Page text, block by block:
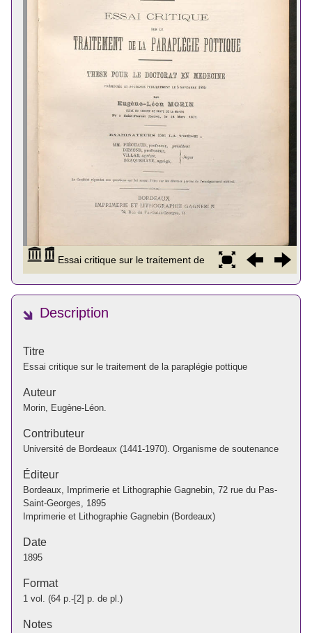
Description
Titre
Essai critique sur le traitement de la paraplégie pottique
Auteur
Morin, Eugène-Léon.
Contributeur
Université de Bordeaux (1441-1970). Organisme de soutenance
Éditeur
Bordeaux, Imprimerie et Lithographie Gagnebin, 72 rue du Pas-
Saint-Georges, 1895
Imprimerie et Lithographie Gagnebin (Bordeaux)
Date
1895
Format
1 vol. (64 p.-[2] p. de pl.)
Notes